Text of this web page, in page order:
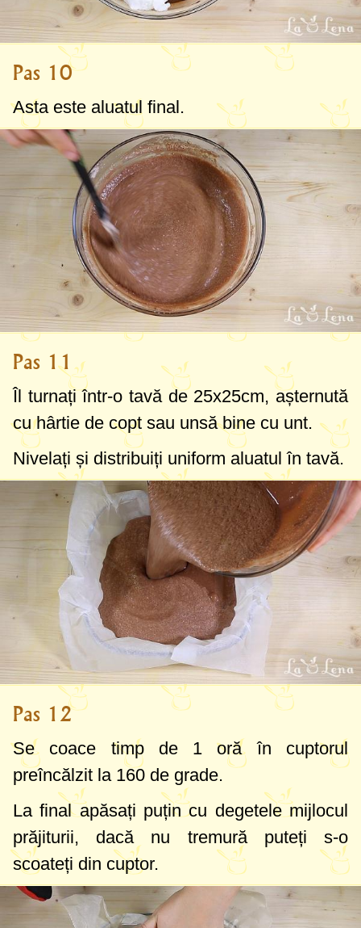
Pas 10
Asta este aluatul final.
Pas 11
Îl turnați într-o tavă de 25x25cm, așternută
cu hârtie de copt sau unsă bine cu unt.
Nivelați și distribuiți uniform aluatul în tavă.
Pas 12
Se coace timp de 1 oră în cuptorul
preîncălzit la 160 de grade.
La final apăsați puțin cu degetele mijlocul
prăjiturii, dacă nu tremură puteți s-o
scoateți din cuptor.